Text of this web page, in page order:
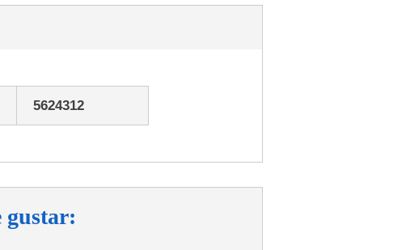
5624312
gustar: